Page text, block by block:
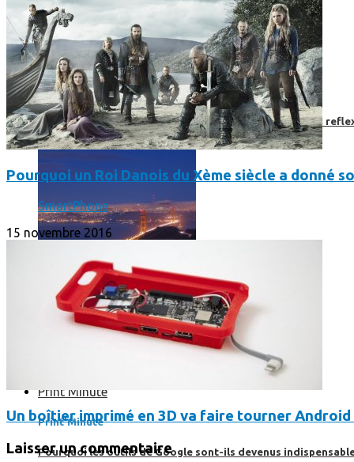
Faut-il encore emmener son bon vieux appareil photo «
Print’Minute
Print'Minute
Pourquoi les outils de Google sont-ils devenus
Pourquoi un Roi Danois du Xème siècle a donné
SmartPhone
15 novembre 2016
Un boîtier imprimé en 3D va faire tourner
Laisser un commentaire